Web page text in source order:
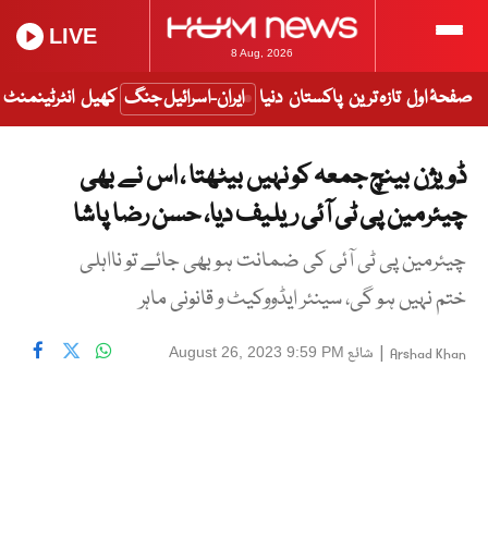
8 Aug, 2026
LIVE
صفحۂ اول تازہ ترین پاکستان دنیا ایران-اسرائیل جنگ کھیل انٹرٹینمنٹ
ڈویژن بینچ جمعہ کو نہیں بیٹھتا ، اس نے بھی
چیئرمین پی ٹی آئی ریلیف دیا، حسن رضا پاشا
چیئرمین پی ٹی آئی کی ضمانت ہو بھی جائے تو نااہلی
ختم نہیں ہو گی، سینئر ایڈووکیٹ و قانونی ماہر
Arshad Khan
| شائع August 26, 2023 9:59 PM